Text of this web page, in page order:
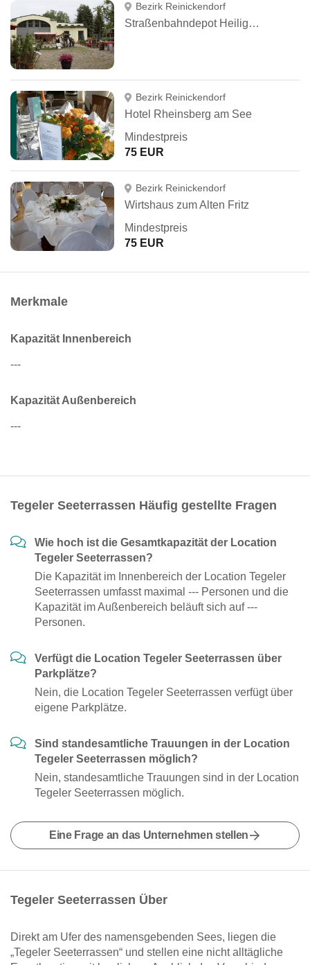
Bezirk Reinickendorf
Straßenbahndepot Heiligensee
Bezirk Reinickendorf
Hotel Rheinsberg am See
Mindestpreis
75 EUR
Bezirk Reinickendorf
Wirtshaus zum Alten Fritz
Mindestpreis
75 EUR
Merkmale
Kapazität Innenbereich
---
Kapazität Außenbereich
---
Tegeler Seeterrassen Häufig gestellte Fragen
Wie hoch ist die Gesamtkapazität der Location
Tegeler Seeterrassen?
Die Kapazität im Innenbereich der Location Tegeler
Seeterrassen umfasst maximal --- Personen und die
Kapazität im Außenbereich beläuft sich auf ---
Personen.
Verfügt die Location Tegeler Seeterrassen über
Parkplätze?
Nein, die Location Tegeler Seeterrassen verfügt über
eigene Parkplätze.
Sind standesamtliche Trauungen in der Location
Tegeler Seeterrassen möglich?
Nein, standesamtliche Trauungen sind in der Location
Tegeler Seeterrassen möglich.
Eine Frage an das Unternehmen stellen
Tegeler Seeterrassen Über
Direkt am Ufer des namensgebenden Sees, liegen die
„Tegeler Seeterrassen“ und stellen eine nicht alltägliche